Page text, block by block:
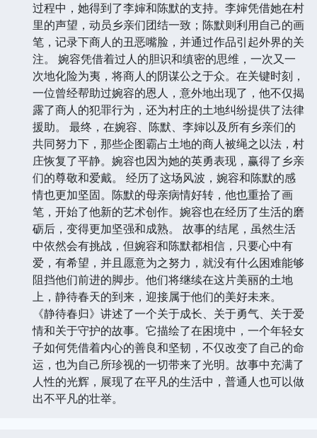
过程中，她得到了李婶和陈默的支持。李婶凭借她在村
里的声望，动员乡亲们团结一致；陈默则利用自己的画
笔，记录下商人的丑恶嘴脸，并通过作品引起外界的关
注。 婉容凭借着过人的胆识和缜密的思维，一次又一
次地化险为夷，将商人的阴谋公之于众。在关键时刻，
一位曾经帮助过婉容的恩人，意外地出现了，他不仅揭
露了商人的犯罪行为，还为村庄的土地纠纷提供了法律
援助。 最终，在婉容、陈默、李婶以及所有乡亲们的
共同努力下，那些企图霸占土地的商人被绳之以法，村
庄恢复了平静。婉容也因为她的英勇表现，赢得了乡亲
们的尊敬和爱戴。 经历了这场风波，婉容和陈默的感
情也更加坚固。陈默的母亲病情好转，他也重拾了画
笔，开始了他新的艺术创作。婉容也在经历了生活的磨
砺后，变得更加坚强和成熟。 故事的结尾，虽然生活
中依然会有挑战，但婉容和陈默都相信，只要心中有
爱，有希望，并且愿意为之努力，就没有什么困难能够
阻挡他们前进的脚步。他们将继续在这片美丽的土地
上，静待春天的到来，迎接属于他们的美好未来。
《静待春归》讲述了一个关于成长、关于勇气、关于爱
情和关于守护的故事。它描绘了在困境中，一个年轻女
子如何凭借着内心的善良和坚韧，不仅改变了自己的命
运，也为自己所珍视的一切带来了光明。故事中充满了
人性的光辉，展现了在平凡的生活中，普通人也可以做
出不平凡的壮举。